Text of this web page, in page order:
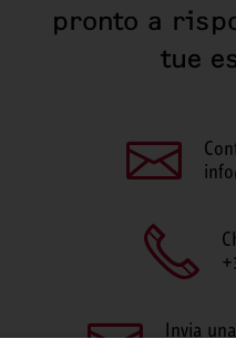
pronto a
tue
Invia